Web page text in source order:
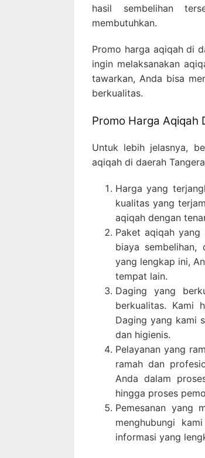
hasil sembelihan
membutuhkan.
Promo harga aqiqah di
ingin melaksanakan
tawarkan, Anda bisa
berkualitas.
Promo Harga Aqiqah
Untuk lebih jelasnya,
aqiqah di daerah
Harga yang
kualitas yang
aqiqah dengan
Paket aqiqah
biaya
yang lengkap ini,
tempat lain.
Daging yang
berkualitas. Kami
Daging yang kami
dan higienis.
Pelayanan yang
ramah dan
Anda dalam
hingga proses
Pemesanan yang
menghubungi
informasi yang